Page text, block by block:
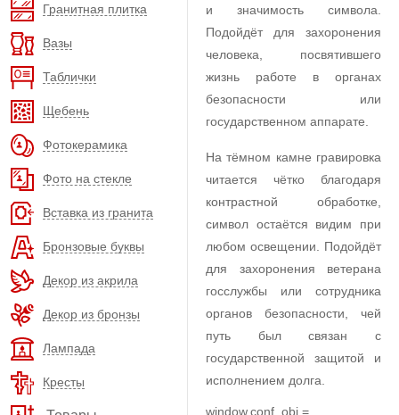
Гранитная плитка
Вазы
Таблички
Щебень
Фотокерамика
Фото на стекле
Вставка из гранита
Бронзовые буквы
Декор из акрила
Декор из бронзы
Лампада
Кресты
и значимость символа.
Подойдёт для захоронения
человека, посвятившего
жизнь работе в органах
безопасности или
государственном аппарате.
На тёмном камне гравировка
читается чётко благодаря
контрастной обработке,
символ остаётся видим при
любом освещении. Подойдёт
для захоронения ветерана
госслужбы или сотрудника
органов безопасности, чей
путь был связан с
государственной защитой и
исполнением долга.
window.conf_obj =